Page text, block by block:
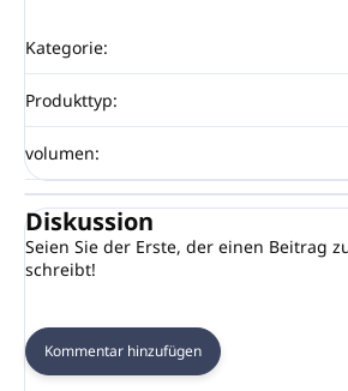
Kategorie:
Produkttyp:
volumen:
Diskussion
Seien Sie der Erste, der einen Beitrag
schreibt!
Kommentar hinzufügen